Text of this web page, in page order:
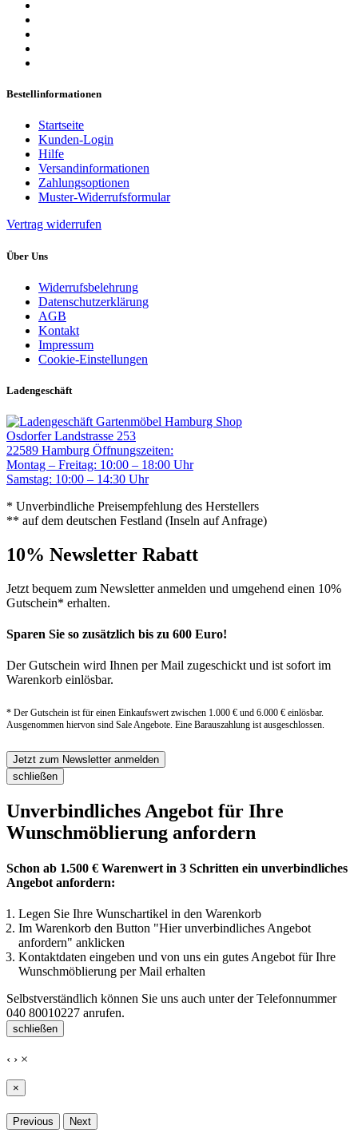
Bestellinformationen
Startseite
Kunden-Login
Hilfe
Versandinformationen
Zahlungsoptionen
Muster-Widerrufsformular
Vertrag widerrufen
Über Uns
Widerrufsbelehrung
Datenschutzerklärung
AGB
Kontakt
Impressum
Cookie-Einstellungen
Ladengeschäft
Gartenmöbel Hamburg Shop
Osdorfer Landstrasse 253
22589 Hamburg Öffnungszeiten:
Montag – Freitag: 10:00 – 18:00 Uhr
Samstag: 10:00 – 14:30 Uhr
* Unverbindliche Preisempfehlung des Herstellers
** auf dem deutschen Festland (Inseln auf Anfrage)
10% Newsletter Rabatt
Jetzt bequem zum Newsletter anmelden und umgehend einen 10%
Gutschein* erhalten.
Sparen Sie so zusätzlich bis zu 600 Euro!
Der Gutschein wird Ihnen per Mail zugeschickt und ist sofort im
Warenkorb einlösbar.
* Der Gutschein ist für einen Einkaufswert zwischen 1.000 € und 6.000 € einlösbar.
Ausgenommen hiervon sind Sale Angebote. Eine Barauszahlung ist ausgeschlossen.
Jetzt zum Newsletter anmelden
schließen
Unverbindliches Angebot für Ihre
Wunschmöblierung anfordern
Schon ab 1.500 € Warenwert in 3 Schritten ein unverbindliches
Angebot anfordern:
Legen Sie Ihre Wunschartikel in den Warenkorb
Im Warenkorb den Button "Hier unverbindliches Angebot
anfordern" anklicken
Kontaktdaten eingeben und von uns ein gutes Angebot für Ihre
Wunschmöblierung per Mail erhalten
Selbstverständlich können Sie uns auch unter der Telefonnummer
040 80010227 anrufen.
schließen
‹ › ×
×
Previous Next